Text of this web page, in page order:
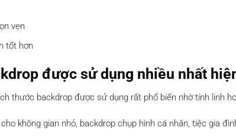
vẹn
tốt hơn
được sử dụng nhiều nhất
thước backdrop được sử dụng rất phổ biến nhờ tính linh
không gian nhỏ, backdrop chụp hình cá nhân, tiệc gia